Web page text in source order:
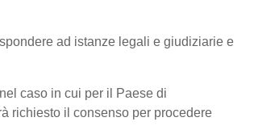
ad istanze legali e giudiziarie e
caso in cui per il Paese di
richiesto il consenso per procedere